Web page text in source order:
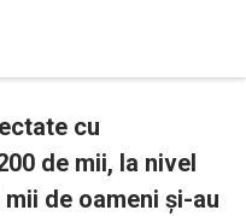
cu
de mii, la nivel
de oameni și-au